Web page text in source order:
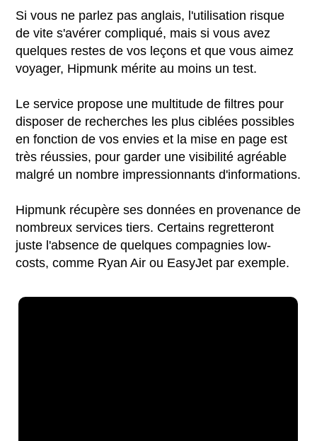
Si vous ne parlez pas anglais, l'utilisation risque
de vite s'avérer compliqué, mais si vous avez
quelques restes de vos leçons et que vous aimez
voyager, Hipmunk mérite au moins un test.
Le service propose une multitude de filtres pour
disposer de recherches les plus ciblées possibles
en fonction de vos envies et la mise en page est
très réussies, pour garder une visibilité agréable
malgré un nombre impressionnants d'informations.
Hipmunk récupère ses données en provenance de
nombreux services tiers. Certains regretteront
juste l'absence de quelques compagnies low-
costs, comme Ryan Air ou EasyJet par exemple.